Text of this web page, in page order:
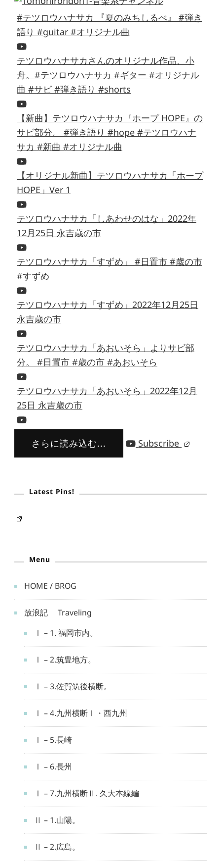
#テツロウハナサカ 『夏のみちしるべ』 #弾き
語り #guitar #オリジナル曲
テツロウハナサカさんのオリジナル作品、小
舟。#テツロウハナサカ #ギター #オリジナル
曲 #サビ #弾き語り #shorts
【新曲】テツロウハナサカ『ホープ HOPE』の
サビ部分。 #弾き語り #hope #テツロウハナ
サカ #新曲 #オリジナル曲
【オリジナル新曲】テツロウハナサカ「ホープ
HOPE」Ver 1
テツロウハナサカ「しあわせのはな」2022年
12月25日 永吉歳の市
テツロウハナサカ「すずめ」 #日置市 #歳の市
#すずめ
テツロウハナサカ「すずめ」2022年12月25日
永吉歳の市
テツロウハナサカ「あおいそら」よりサビ部
分。 #日置市 #歳の市 #あおいそら
テツロウハナサカ「あおいそら」2022年12月
25日 永吉歳の市
さらに読み込む... Subscribe
Latest Pins!
Menu
HOME / BROG
放浪記 Traveling
Ⅰ – 1. 福岡市内。
Ⅰ – 2.筑豊地方。
Ⅰ – 3.佐賀筑後横断。
Ⅰ – 4.九州横断Ⅰ・西九州
Ⅰ – 5.長崎
Ⅰ – 6.長州
Ⅰ – 7.九州横断Ⅱ. 久大本線編
Ⅱ – 1.山陽。
Ⅱ – 2.広島。